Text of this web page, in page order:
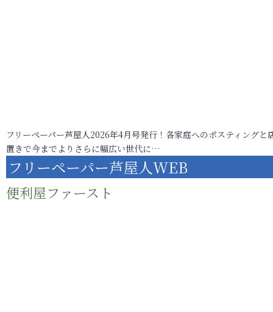
フリーペーパー芦屋人2026年4月号発行！各家庭へのポスティングと
置きで今までよりさらに幅広い世代に…
フリーペーパー芦屋人WEB
便利屋ファースト